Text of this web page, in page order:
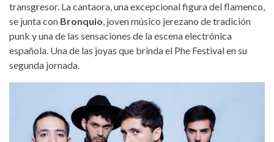
transgresor. La cantaora, una excepcional figura del flamenco,
se junta con Bronquio, joven músico jerezano de tradición
punk y una de las sensaciones de la escena electrónica
española. Una de las joyas que brinda el Phe Festival en su
segunda jornada.
ardebogota.jpeg